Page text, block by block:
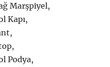
Marşpiyel,
Kapı,
Podya,